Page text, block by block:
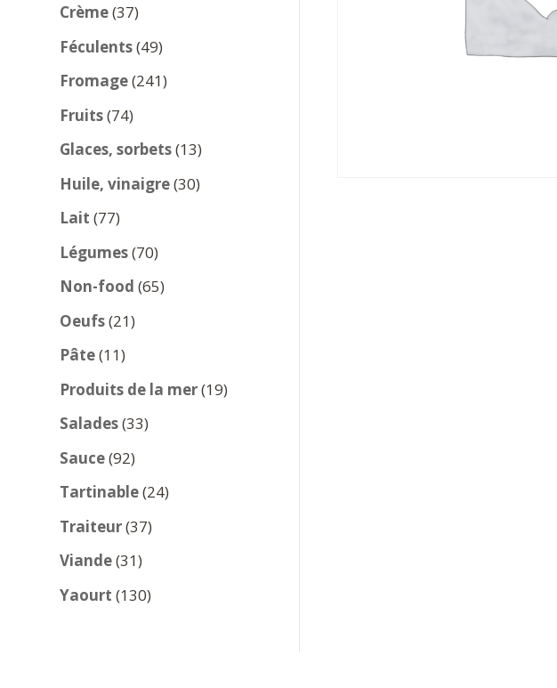
Crème 3737
produits
Féculents 4949
produits
Fromage 241241
Fruits 7474
produits
Glaces, sorbets 1313
produits
Huile, vinaigre 3030
Lait 7777
produits
Légumes 7070
produits
Non-food 6565
Oeufs 2121
Pâte 1111
produits
Produits de la mer 1919
Salades 3333
Sauce 9292
produits
Tartinable 2424
Traiteur 3737
Viande 3131
produits
Yaourt 130130